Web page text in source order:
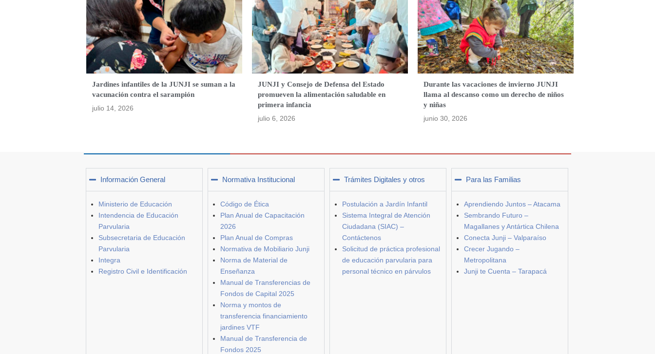
Jardines infantiles de la JUNJI se suman a la
vacunación contra el sarampión
julio 14, 2026
JUNJI y Consejo de Defensa del Estado
promueven la alimentación saludable en
primera infancia
julio 6, 2026
Durante las vacaciones de invierno JUNJI
llama al descanso como un derecho de niños
y niñas
junio 30, 2026
Información General
Ministerio de Educación
Intendencia de Educación
Parvularia
Subsecretaria de Educación
Parvularia
Integra
Registro Civil e Identificación
Normativa Institucional
Código de Ética
Plan Anual de Capacitación
2026
Plan Anual de Compras
Normativa de Mobiliario Junji
Norma de Material de
Enseñanza
Manual de Transferencias de
Fondos de Capital 2025
Norma y montos de
transferencia financiamiento
jardines VTF
Manual de Transferencia de
Fondos 2025
Trámites Digitales y otros
Postulación a Jardín Infantil
Sistema Integral de Atención
Ciudadana (SIAC) –
Contáctenos
Solicitud de práctica profesional
de educación parvularia para
personal técnico en párvulos
Para las Familias
Aprendiendo Juntos – Atacama
Sembrando Futuro –
Magallanes y Antártica Chilena
Conecta Junji – Valparaíso
Crecer Jugando –
Metropolitana
Junji te Cuenta – Tarapacá